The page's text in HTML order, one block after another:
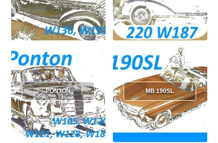
PONTON MB 190SL